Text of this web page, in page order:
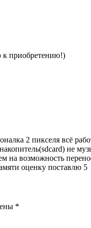
к приобретению!)
2 пикселя всё
не
на возможность
оценку поставлю 5
*